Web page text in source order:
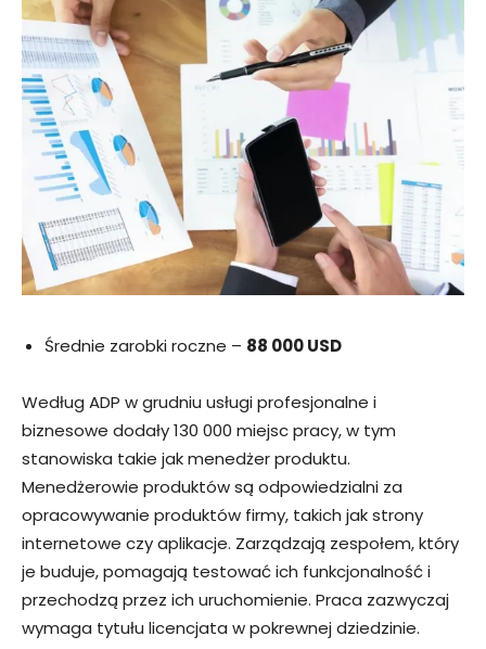
Średnie zarobki roczne – 88 000 USD
Według ADP w grudniu usługi profesjonalne i
biznesowe dodały 130 000 miejsc pracy, w tym
stanowiska takie jak menedżer produktu.
Menedżerowie produktów są odpowiedzialni za
opracowywanie produktów firmy, takich jak strony
internetowe czy aplikacje. Zarządzają zespołem, który
je buduje, pomagają testować ich funkcjonalność i
przechodzą przez ich uruchomienie. Praca zazwyczaj
wymaga tytułu licencjata w pokrewnej dziedzinie.